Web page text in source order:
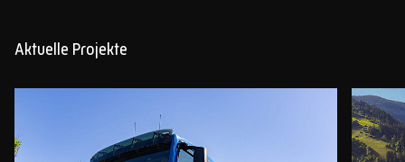
Aktuelle Projekte